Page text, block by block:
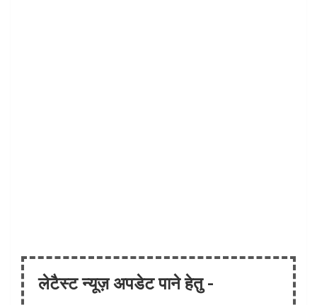
लेटैस्ट न्यूज़ अपडेट पाने हेतु -